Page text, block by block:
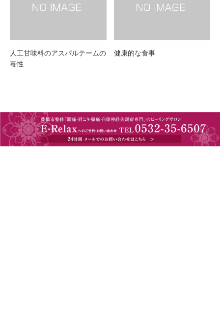
人工甘味料のアスパルテームの
毒性
健康的な食事